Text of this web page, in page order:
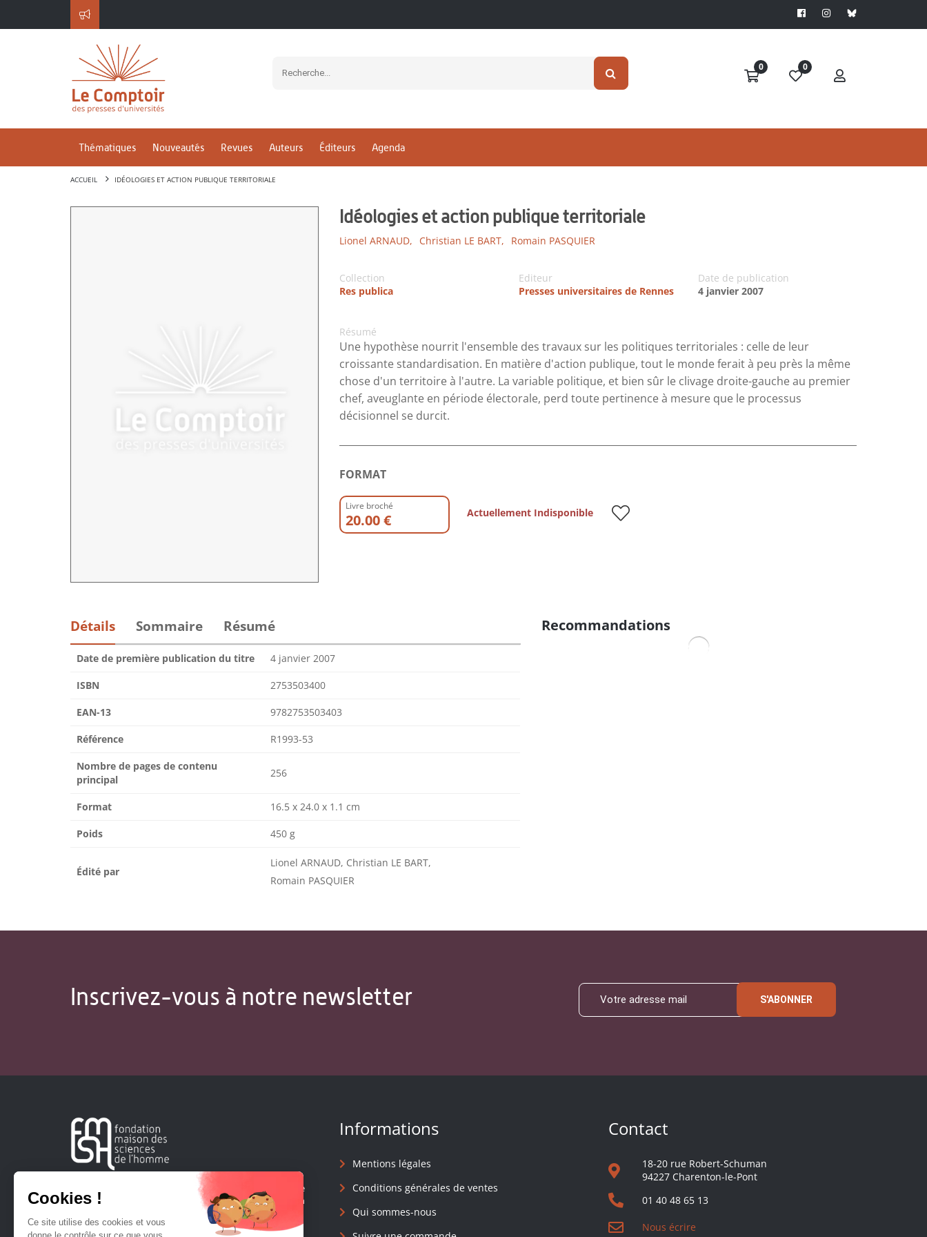
0 0
Thématiques Nouveautés Revues Auteurs Éditeurs Agenda
ACCUEIL IDÉOLOGIES ET ACTION PUBLIQUE TERRITORIALE
Idéologies et action publique territoriale
Lionel ARNAUD, Christian LE BART, Romain PASQUIER
Collection
Res publica
Editeur
Presses universitaires de Rennes
Date de publication
4 janvier 2007
Résumé
Une hypothèse nourrit l'ensemble des travaux sur les politiques territoriales : celle de leur
croissante standardisation. En matière d'action publique, tout le monde ferait à peu près la même
chose d'un territoire à l'autre. La variable politique, et bien sûr le clivage droite-gauche au premier
chef, aveuglante en période électorale, perd toute pertinence à mesure que le processus
décisionnel se durcit.
FORMAT
Livre broché
20.00 € Actuellement Indisponible
Détails Sommaire Résumé
Date de première publication du titre 4 janvier 2007
ISBN 2753503400
EAN-13 9782753503403
Référence R1993-53
Nombre de pages de contenu
principal
256
Format 16.5 x 24.0 x 1.1 cm
Poids 450 g
Édité par
Lionel ARNAUD, Christian LE BART,
Romain PASQUIER
Recommandations
Inscrivez-vous à notre newsletter S'ABONNER
Créée en 1963, la Fondation Maison Sciences de l'Homme
soutient la recherche et la diffusion des connaissances en
Informations
Mentions légales
Conditions générales de ventes
Qui sommes-nous
Contact
18-20 rue Robert-Schuman
94227 Charenton-le-Pont
01 40 48 65 13
Nous écrire